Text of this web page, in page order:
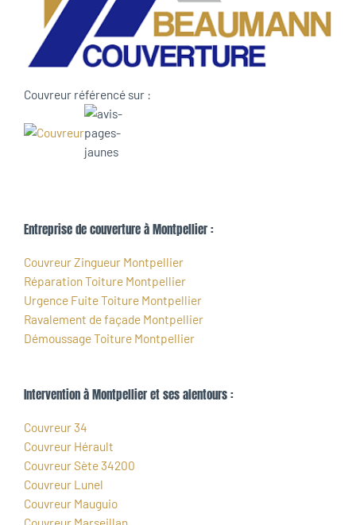
Couvreur référencé sur :
Entreprise de couverture à Montpellier :
Couvreur Zingueur Montpellier
Réparation Toiture Montpellier
Urgence Fuite Toiture Montpellier
Ravalement de façade Montpellier
Démoussage Toiture Montpellier
Intervention à Montpellier et ses alentours :
Couvreur 34
Couvreur Hérault
Couvreur Sète 34200
Couvreur Lunel
Couvreur Mauguio